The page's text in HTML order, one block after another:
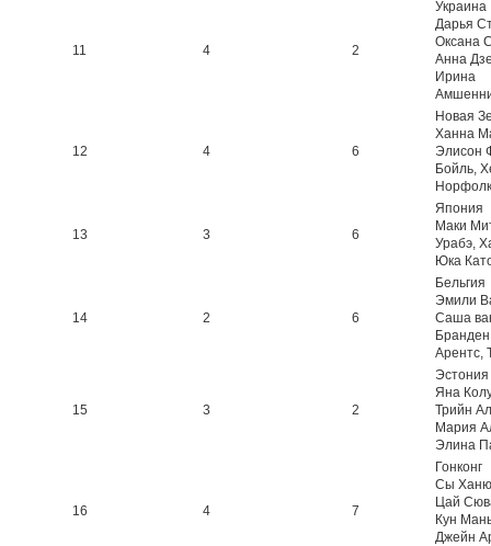
11 4 2
Украина
Дарья
Оксана
Анна
Ирина
12 4 6
Новая
Ханна
Элисон
Бойль,
Норфолк
13 3 6
Япония
Маки
Урабэ,
Юка
14 2 6
Бельгия
Эмили
Саша
Арентс,
15 3 2
Эстония
Яна
Трийн
Мария
Элина
16 4 7
Гонконг
Сы
Цай
Кун
Джейн